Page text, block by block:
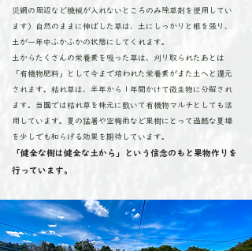
災網の周辺など機械が入れないところのみ除草剤を使用してい
ます）自然のままに伸ばした草は、土にしっかりと根を張り、
土が一年中ふかふかの状態にしてくれます。​
土からたくさんの栄養素を吸った草は、刈り取られたあとは
「有機物肥料」として今まで培われた栄養素がまた土へと還元
されます。枯れ草は、半年から１年間かけて微生物に分解され
ます。当園では枯れ草を株元に敷いて有機物マルチとしても活
用しています。夏の猛暑や空梅雨など果樹にとって過酷な夏場
を少しでも和らげる効果を期待しています。
「健全な樹は健全な土から」という信念のもと果物作りを
行っています。